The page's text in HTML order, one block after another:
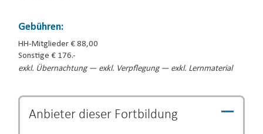
Gebühren:
HH-Mitglieder € 88,00
Sonstige € 176.-
exkl. Übernachtung — exkl. Verpflegung — exkl. Lernmaterial
Anbieter dieser Fortbildung